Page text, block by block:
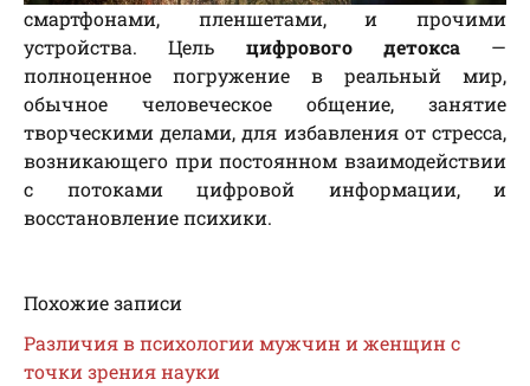
смартфонами, пленшетами, и прочими
устройства. Цель цифрового детокса—
полноценное погружение в реальный мир,
обычное человеческое общение, занятие
творческими делами, для избавления от стресса,
возникающего при постоянном взаимодействии
с потоками цифровой информации, и
восстановление психики.
Похожие записи
Различия в психологии мужчин и женщин с
точки зрения науки